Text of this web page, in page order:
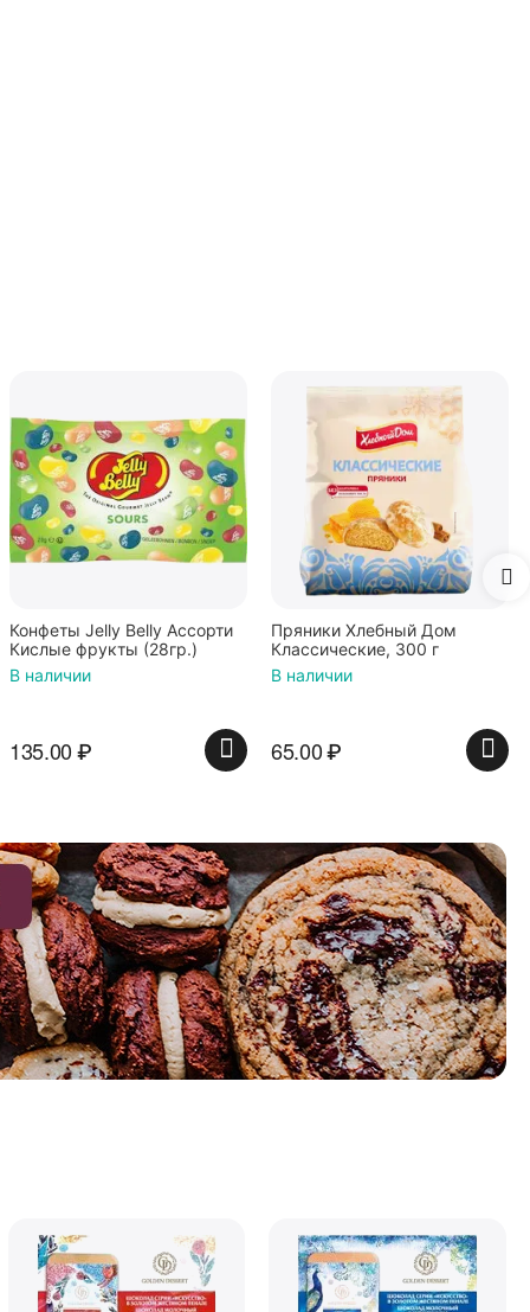
Конфеты Jelly Belly Ассорти
Кислые фрукты (28гр.)
В наличии
135.00₽
Пряники Хлебный Дом
Классические, 300 г
В наличии
65.00₽